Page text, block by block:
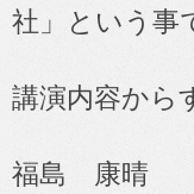
社」という事
講演内容から
福島 康晴